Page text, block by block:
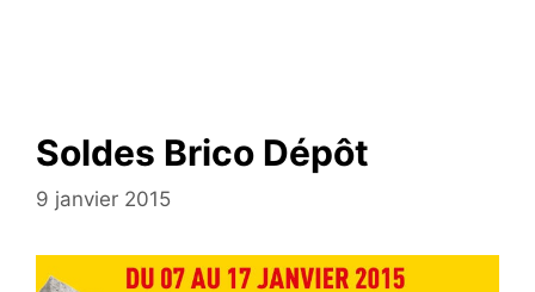
Soldes Brico Dépôt
9 janvier 2015